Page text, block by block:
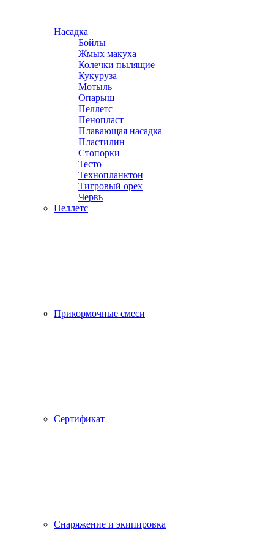
Насадка
Бойлы
Жмых макуха
Колечки пылящие
Кукуруза
Мотыль
Опарыш
Пеллетс
Пенопласт
Плавающая насадка
Пластилин
Стопорки
Тесто
Технопланктон
Тигровый орех
Червь
Пеллетс
Прикормочные смеси
Сертификат
Снаряжение и экипировка